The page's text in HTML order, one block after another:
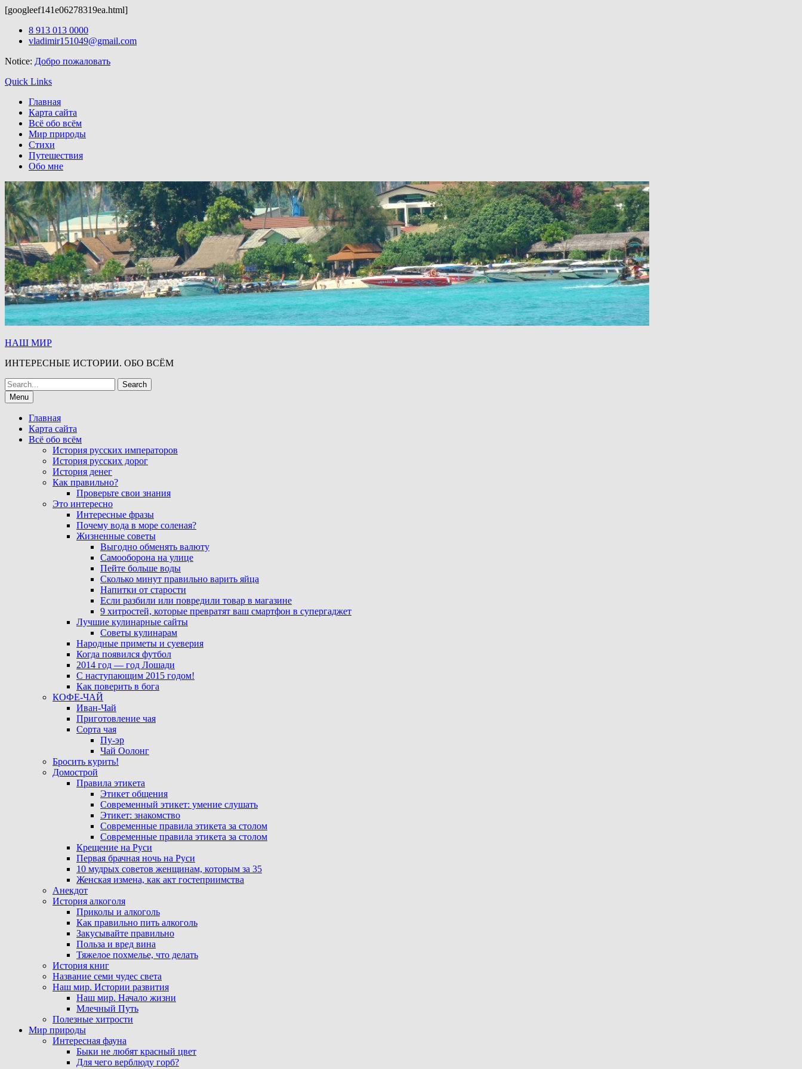
[googleef141e06278319ea.html]
Skip
8 913 013 0000
vladimir151049@gmail.com
Notice: Добро пожаловать
Quick Links
Главная
Карта сайта
Всё обо всём
Мир природы
Стихи
Путешествия
Обо мне
НАШ МИР
ИНТЕРЕСНЫЕ ИСТОРИИ. ОБО ВСЁМ
Search
for:Menu
Главная
Карта сайта
Всё обо всём
История русских императоров
История русских дорог
История денег
Как правильно?
Проверьте свои знания
Это интересно
Интересные фразы
Почему вода в море соленая?
Жизненные советы
Выгодно обменять валюту
Самооборона на улице
Пейте больше воды
Сколько минут правильно варить яйца
Напитки от старости
Если разбили или повредили товар в магазине
9 хитростей, которые превратят ваш смартфон в супергаджет
Лучшие кулинарные сайты
Советы кулинарам
Народные приметы и суеверия
Когда появился футбол
2014 год — год Лошади
С наступающим 2015 годом!
Как поверить в бога
КОФЕ-ЧАЙ
Иван-Чай
Приготовление чая
Сорта чая
Пу-эр
Чай Оолонг
Бросить курить!
Домострой
Правила этикета
Этикет общения
Современный этикет: умение слушать
Этикет: знакомство
Современные правила этикета за столом
Современные правила этикета за столом
Крещение на Руси
Первая брачная ночь на Руси
10 мудрых советов женщинам, которым за 35
Женская измена, как акт гостеприимства
Анекдот
История алкоголя
Приколы и алкоголь
Как правильно пить алкоголь
Закусывайте правильно
Польза и вред вина
Тяжелое похмелье, что делать
История книг
Название семи чудес света
Наш мир. Истории развития
Наш мир. Начало жизни
Млечный Путь
Полезные хитрости
Мир природы
Интересная фауна
Быки не любят красный цвет
Для чего верблюду горб?